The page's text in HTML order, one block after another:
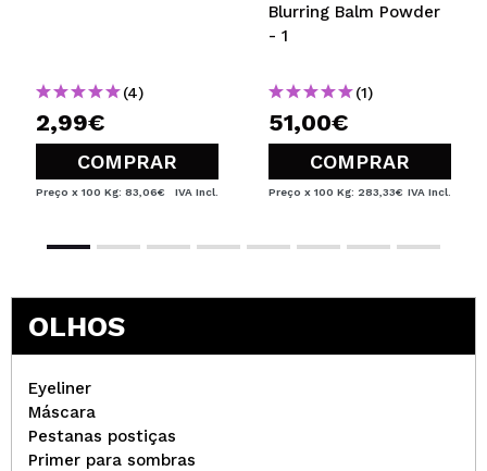
(4)
2,99€
COMPRAR
Preço x 100 Kg: 83,06€ IVA Incl.
Blurring Balm Powder
- 1
(1)
51,00€
COMPRAR
Preço x 100 Kg: 283,33€ IVA Incl.
OLHOS
Eyeliner
Máscara
Pestanas postiças
Primer para sombras